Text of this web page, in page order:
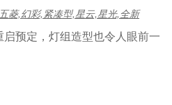
五菱,幻彩,紧凑型,星云,星光,全新